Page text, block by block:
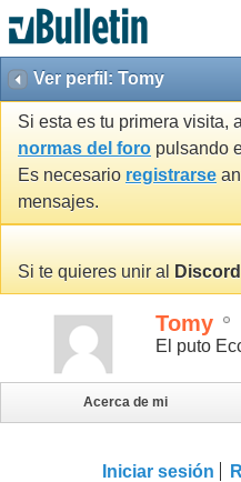
Ver perfil: Tomy
Si esta es tu primera visita,
normas del foro pulsando
Es necesario registrarse
mensajes.
Si te quieres unir al Discord
Tomy
El puto
Acerca de mi
Iniciar sesión